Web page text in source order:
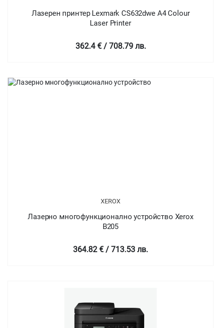
Лазерен принтер Lexmark CS632dwe A4 Colour
Laser Printer
362.4 € / 708.79 лв.
XEROX
Лазерно многофункционално устройство Xerox
B205
364.82 € / 713.53 лв.